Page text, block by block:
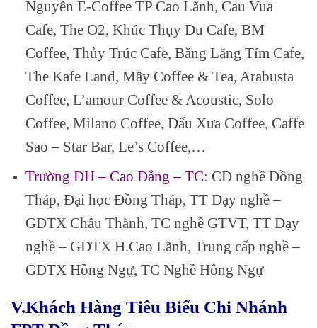
Nguyên E-Coffee TP Cao Lãnh, Cau Vua
Cafe, The O2, Khúc Thụy Du Cafe, BM
Coffee, Thủy Trúc Cafe, Bằng Lăng Tím Cafe,
The Kafe Land, Mây Coffee & Tea, Arabusta
Coffee, L’amour Coffee & Acoustic, Solo
Coffee, Milano Coffee, Dấu Xưa Coffee, Caffe
Sao – Star Bar, Le’s Coffee,…
Trường ĐH – Cao Đẳng – TC: CĐ nghề Đồng
Tháp, Đại học Đồng Tháp, TT Dạy nghề –
GDTX Châu Thành, TC nghề GTVT, TT Dạy
nghề – GDTX H.Cao Lãnh, Trung cấp nghề –
GDTX Hồng Ngự, TC Nghề Hồng Ngự
V.Khách Hàng Tiêu Biểu Chi Nhánh